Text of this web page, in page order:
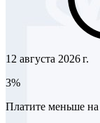
12 августа 2026 г.
3%
Платите меньше